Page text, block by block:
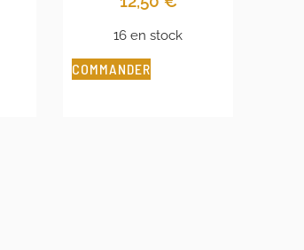
16 en stock
COMMANDER